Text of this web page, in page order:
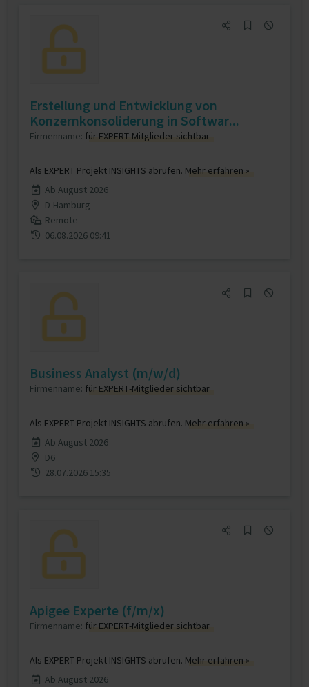
Erstellung und Entwicklung von
Konzernkonsoliderung in Softwar...
Firmenname: für EXPERT-Mitglieder sichtbar
Als EXPERT Projekt INSIGHTS abrufen. Mehr erfahren »
Ab August 2026
D-Hamburg
Remote
06.08.2026 09:41
Business Analyst (m/w/d)
Firmenname: für EXPERT-Mitglieder sichtbar
Als EXPERT Projekt INSIGHTS abrufen. Mehr erfahren »
Ab August 2026
D6
28.07.2026 15:35
Apigee Experte (f/m/x)
Firmenname: für EXPERT-Mitglieder sichtbar
Als EXPERT Projekt INSIGHTS abrufen. Mehr erfahren »
Ab August 2026